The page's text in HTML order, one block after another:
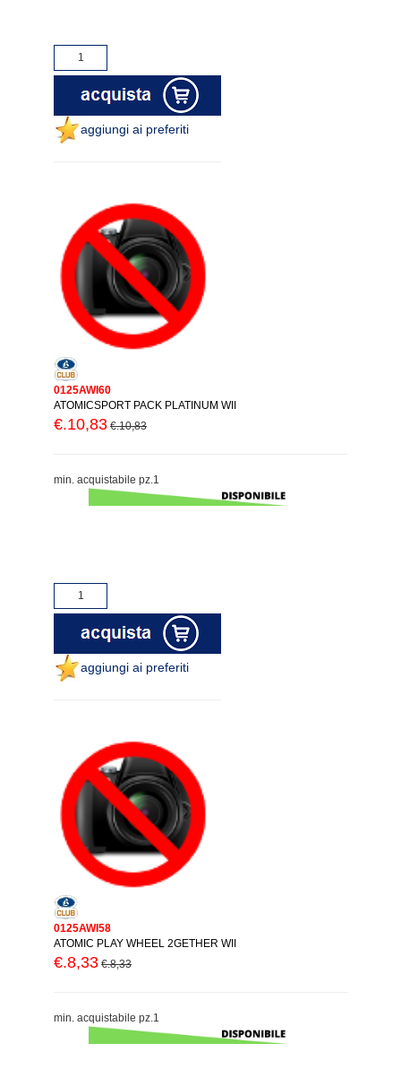
aggiungi ai preferiti
0125AWI60
ATOMICSPORT PACK PLATINUM WII
€.10,83 €.10,83
min. acquistabile pz.1
aggiungi ai preferiti
0125AWI58
ATOMIC PLAY WHEEL 2GETHER WII
€.8,33 €.8,33
min. acquistabile pz.1